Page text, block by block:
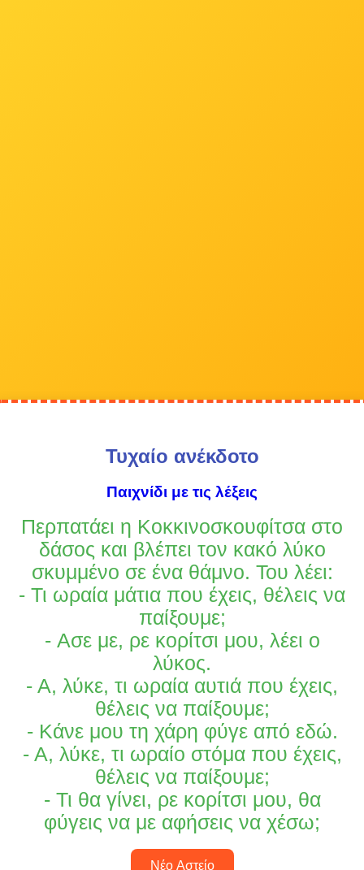
Τυχαίο ανέκδοτο
Παιχνίδι με τις λέξεις
Περπατάει η Κοκκινοσκουφίτσα στο
δάσος και βλέπει τον κακό λύκο
σκυμμένο σε ένα θάμνο. Του λέει:
- Τι ωραία μάτια που έχεις, θέλεις να
παίξουμε;
- Aσε με, ρε κορίτσι μου, λέει ο
λύκος.
- Α, λύκε, τι ωραία αυτιά που έχεις,
θέλεις να παίξουμε;
- Κάνε μου τη χάρη φύγε από εδώ.
- Α, λύκε, τι ωραίο στόμα που έχεις,
θέλεις να παίξουμε;
- Τι θα γίνει, ρε κορίτσι μου, θα
φύγεις να με αφήσεις να χέσω;
Νέο Αστείο